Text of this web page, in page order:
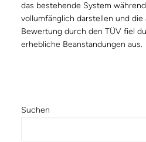
das bestehende System
vollumfänglich darstellen und die
Bewertung durch den TÜV fiel
erhebliche Beanstandungen aus.
Suchen